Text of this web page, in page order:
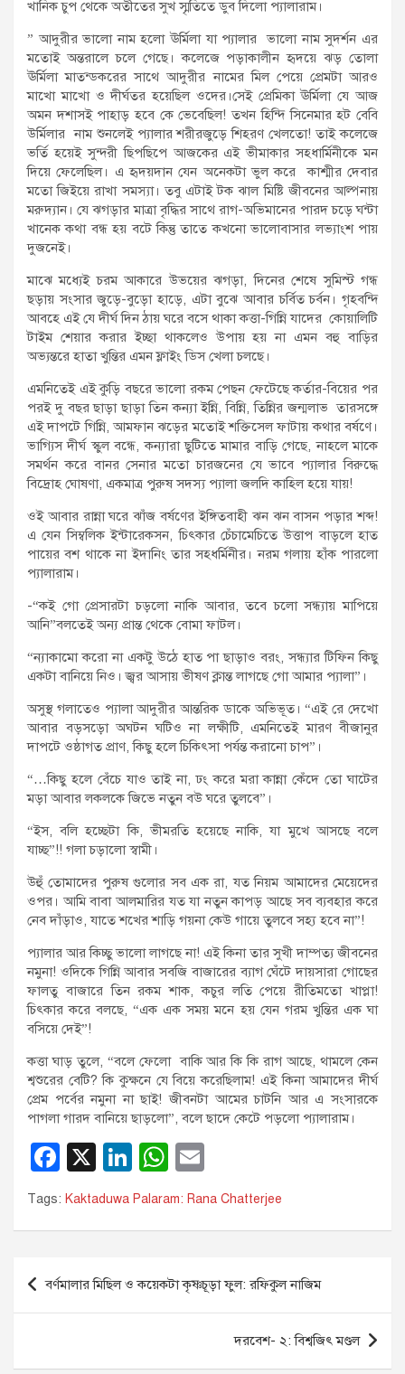
খানিক চুপ থেকে অতীতের সুখ স্মৃতিতে ডুব দিলো প্যালারাম।
” আদুরীর ভালো নাম হলো ঊর্মিলা যা প্যালার ভালো নাম সুদর্শন এর
মতোই অন্তরালে চলে গেছে। কলেজে পড়াকালীন হৃদয়ে ঝড় তোলা
ঊর্মিলা মাতন্ডকরের সাথে আদুরীর নামের মিল পেয়ে প্রেমটা আরও
মাখো মাখো ও দীর্ঘতর হয়েছিল ওদের।সেই প্রেমিকা ঊর্মিলা যে আজ
অমন দশাসই পাহাড় হবে কে ভেবেছিল! তখন হিন্দি সিনেমার হট বেবি
উর্মিলার নাম শুনলেই প্যালার শরীরজুড়ে শিহরণ খেলতো! তাই কলেজে
ভর্তি হয়েই সুন্দরী ছিপছিপে আজকের এই ভীমাকার সহধার্মিনীকে মন
দিয়ে ফেলেছিল। এ হৃদয়দান যেন অনেকটা ভুল করে কাশ্মীর দেবার
মতো জিইয়ে রাখা সমস্যা। তবু এটাই টক ঝাল মিষ্টি জীবনের আল্পনায়
মরুদ্যান। যে ঝগড়ার মাত্রা বৃদ্ধির সাথে রাগ-অভিমানের পারদ চড়ে ঘন্টা
খানেক কথা বন্ধ হয় বটে কিন্তু তাতে কখনো ভালোবাসার লভ্যাংশ পায়
দুজনেই।
মাঝে মধ্যেই চরম আকারে উভয়ের ঝগড়া, দিনের শেষে সুমিস্ট গন্ধ
ছড়ায় সংসার জুড়ে-বুড়ো হাড়ে, এটা বুঝে আবার চর্বিত চর্বন। গৃহবন্দি
আবহে এই যে দীর্ঘ দিন ঠায় ঘরে বসে থাকা কত্তা-গিন্নি যাদের কোয়ালিটি
টাইম শেয়ার করার ইচ্ছা থাকলেও উপায় হয় না এমন বহু বাড়ির
অভ্যন্তরে হাতা খুন্তির এমন ফ্লাইং ডিস খেলা চলছে।
এমনিতেই এই কুড়ি বছরে ভালো রকম পেছন ফেটেছে কর্তার-বিয়ের পর
পরই দু বছর ছাড়া ছাড়া তিন কন্যা ইন্নি, বিন্নি, তিন্নির জন্মলাভ তারসঙ্গে
এই দাপটে গিন্নি, আমফান ঝড়ের মতোই শক্তিসেল ফাটায় কথার বর্ষণে।
ভাগ্যিস দীর্ঘ স্কুল বন্ধে, কন্যারা ছুটিতে মামার বাড়ি গেছে, নাহলে মাকে
সমর্থন করে বানর সেনার মতো চারজনের যে ভাবে প্যালার বিরুদ্ধে
বিদ্রোহ ঘোষণা, একমাত্র পুরুষ সদস্য প্যালা জলদি কাহিল হয়ে যায়!
ওই আবার রান্না ঘরে ঝাঁজ বর্ষণের ইঙ্গিতবাহী ঝন ঝন বাসন পড়ার শব্দ!
এ যেন সিম্বলিক ইন্টারেকসন, চিৎকার চেঁচামেচিতে উত্তাপ বাড়লে হাত
পায়ের বশ থাকে না ইদানিং তার সহধর্মিনীর। নরম গলায় হাঁক পারলো
প্যালারাম।
-“কই গো প্রেসারটা চড়লো নাকি আবার, তবে চলো সন্ধ্যায় মাপিয়ে
আনি”বলতেই অন্য প্রান্ত থেকে বোমা ফাটল।
“ন্যাকামো করো না একটু উঠে হাত পা ছাড়াও বরং, সন্ধ্যার টিফিন কিছু
একটা বানিয়ে নিও। জ্বর আসায় ভীষণ ক্লান্ত লাগছে গো আমার প্যালা”।
অসুস্থ গলাতেও প্যালা আদুরীর আন্তরিক ডাকে অভিভূত। “এই রে দেখো
আবার বড়সড়ো অঘটন ঘটিও না লক্ষীটি, এমনিতেই মারণ বীজানুর
দাপটে ওষ্ঠাগত প্রাণ, কিছু হলে চিকিৎসা পর্যন্ত করানো চাপ”।
“…কিছু হলে বেঁচে যাও তাই না, ঢং করে মরা কান্না কেঁদে তো ঘাটের
মড়া আবার লকলকে জিভে নতুন বউ ঘরে তুলবে”।
“ইস, বলি হচ্ছেটা কি, ভীমরতি হয়েছে নাকি, যা মুখে আসছে বলে
যাচ্ছ”!! গলা চড়ালো স্বামী।
উহুঁ তোমাদের পুরুষ গুলোর সব এক রা, যত নিয়ম আমাদের মেয়েদের
ওপর। আমি বাবা আলমারির যত যা নতুন কাপড় আছে সব ব্যবহার করে
নেব দাঁড়াও, যাতে শখের শাড়ি গয়না কেউ গায়ে তুলবে সহ্য হবে না”!
প্যালার আর কিচ্ছু ভালো লাগছে না! এই কিনা তার সুখী দাম্পত্য জীবনের
নমুনা! ওদিকে গিন্নি আবার সবজি বাজারের ব্যাগ ঘেঁটে দায়সারা গোছের
ফালতু বাজারে তিন রকম শাক, কচুর লতি পেয়ে রীতিমতো খাপ্লা!
চিৎকার করে বলছে, “এক এক সময় মনে হয় যেন গরম খুন্তির এক ঘা
বসিয়ে দেই”!
কত্তা ঘাড় তুলে, “বলে ফেলো বাকি আর কি কি রাগ আছে, থামলে কেন
শ্বশুরের বেটি? কি কুক্ষনে যে বিয়ে করেছিলাম! এই কিনা আমাদের দীর্ঘ
প্রেম পর্বের নমুনা না ছাই! জীবনটা আমের চাটনি আর এ সংসারকে
পাগলা গারদ বানিয়ে ছাড়লো”, বলে ছাদে কেটে পড়লো প্যালারাম।
F
a
c
b
o
k
X
Li
n
k
dI
n
W
h
at
A
p
m
ail
Tags: Kaktaduwa Palaram: Rana Chatterjee
Post
navigation
বর্ণমালার মিছিল ও কয়েকটা কৃষ্ণচূড়া ফুল: রফিকুল নাজিম
দরবেশ- ২: বিশ্বজিৎ মণ্ডল